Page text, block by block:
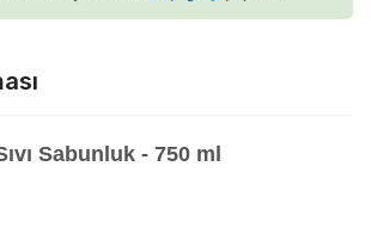
Sabunluk - 750 ml